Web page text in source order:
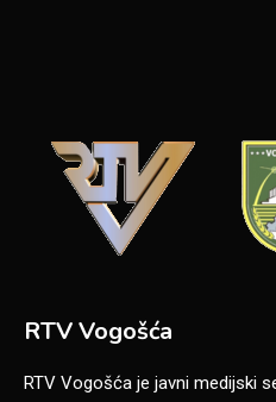
RTV Vogošća
RTV Vogošća je javni medijski